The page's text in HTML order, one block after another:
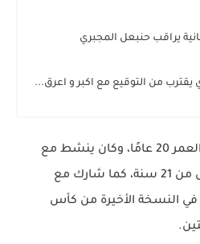
يراقب حنبعل المجبري
من التوقيع مع اكبر و اعرق...
ويبلغ إدريس العرفاوي من العمر 20 عامًا، وكان ينشط مع
نادي دينيز البلجيكي لفئة أقل من 21 سنة، كما شارك مع
النسخة الأخيرة من كأس